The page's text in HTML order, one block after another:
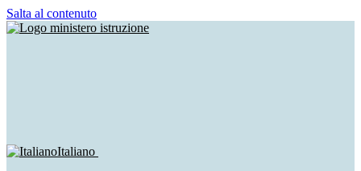
Salta al contenuto
Italiano